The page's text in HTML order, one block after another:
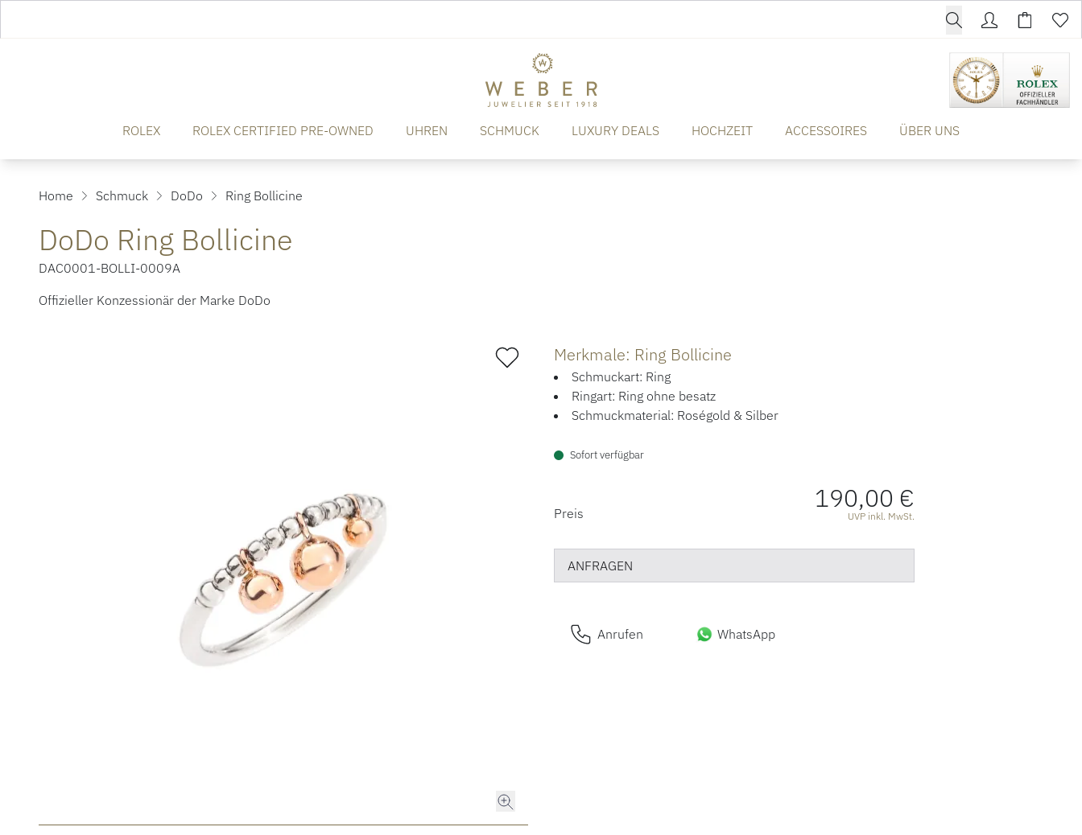
ROLEX ROLEX CERTIFIED PRE-OWNED UHREN SCHMUCK LUXURY DEALS HOCHZEIT ACCESSOIRES ÜBER UNS
Home Schmuck DoDo Ring Bollicine
DoDo Ring Bollicine
DAC0001-BOLLI-0009A
Offizieller Konzessionär der Marke DoDo
Merkmale: Ring Bollicine
Schmuckart: Ring
Ringart: Ring ohne besatz
Schmuckmaterial: Roségold & Silber
Sofort verfügbar
PREISINFORMATIONEN
Preis 190,00 €
UVP inkl. MwSt.
ANFRAGEN
Anrufen WhatsApp